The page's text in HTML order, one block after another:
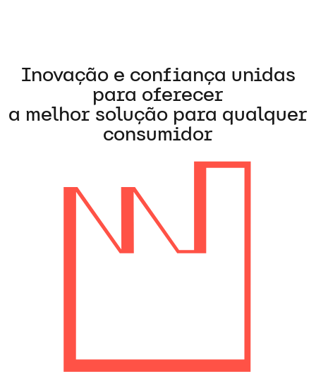
Inovação e confiança unidas
para oferecer
a melhor solução para qualquer
consumidor